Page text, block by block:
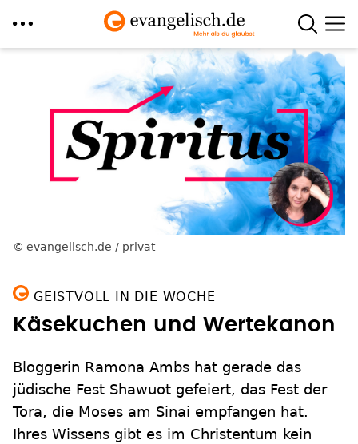
evangelisch.de / privat
GEISTVOLL IN DIE WOCHE
Käsekuchen und Wertekanon
Bloggerin Ramona Ambs hat gerade das
jüdische Fest Shawuot gefeiert, das Fest der
Tora, die Moses am Sinai empfangen hat.
Ihres Wissens gibt es im Christentum kein